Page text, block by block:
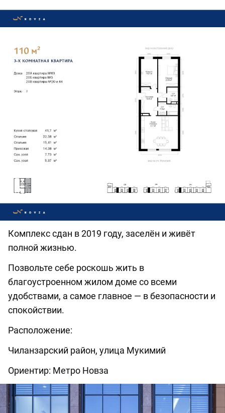
Комплекс сдан в 2019 году, заселён и живёт
полной жизнью.
Позвольте себе роскошь жить в
благоустроенном жилом доме со всеми
удобствами, а самое главное — в безопасности и
спокойствии.
Расположение:
Чиланзарский район, улица Мукимий
Ориентир: Метро Новза